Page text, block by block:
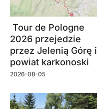
Tour de Pologne
2026 przejedzie
przez Jelenią Górę i
powiat karkonoski
2026-08-05